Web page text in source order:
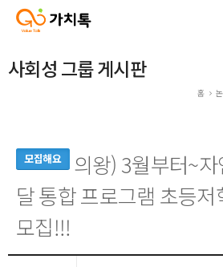
사회성 그룹 게시판
홈
모집해요
의왕) 3월부터~
달 통합 프로그램 초등
모집!!!